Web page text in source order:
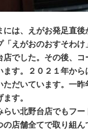
は、えがお発足直
えがおのおすそわ
でした。その後、
ます。２０２１年か
だいています。一
す。
い北野台店でもフ
店舗全てで取り組ん